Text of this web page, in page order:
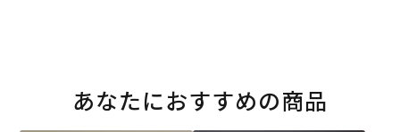
あなたにおすすめの商品